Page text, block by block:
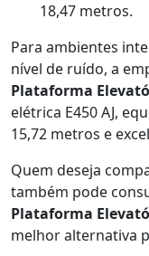
18,47 metros.
Para ambientes
nível de ruído, a
Plataforma
elétrica E450 AJ,
15,72 metros e
Quem deseja
também pode
Plataforma
melhor alternativa